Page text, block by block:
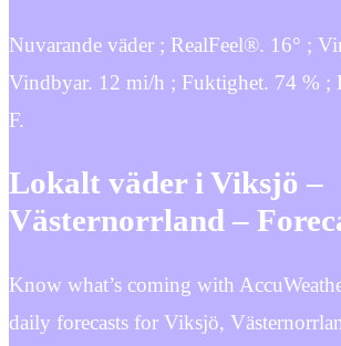
Nuvarande väder ; RealFeel®. 16° ;
Vindbyar. 12 mi/h ; Fuktighet. 74 % ;
F.
Lokalt väder i Viksjö –
Västernorrland –
Know what’s coming with
daily forecasts for Viksjö,